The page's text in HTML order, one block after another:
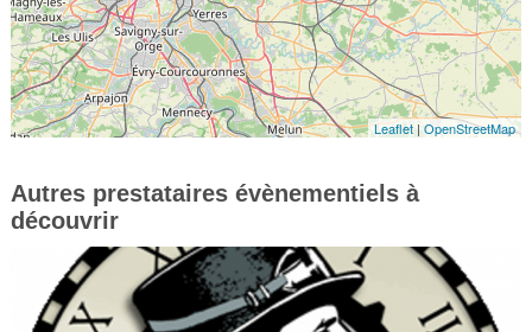
Leaflet |OpenStreetMap
Autres prestataires évènementiels à
découvrir